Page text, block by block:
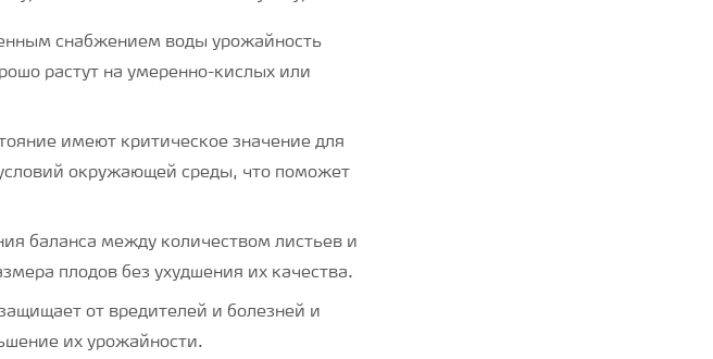
снабжением воды урожайность
растут на умеренно-кислых или
имеют критическое значение для
окружающей среды, что поможет
баланса между количеством листьев и
плодов без ухудшения их качества.
от вредителей и болезней и
их урожайности.